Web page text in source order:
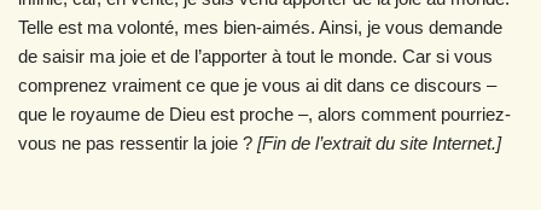
Telle est ma volonté, mes bien-aimés. Ainsi, je vous demande
de saisir ma joie et de l’apporter à tout le monde. Car si vous
comprenez vraiment ce que je vous ai dit dans ce discours –
que le royaume de Dieu est proche –, alors comment pourriez-
vous ne pas ressentir la joie ? [Fin de l’extrait du site Internet.]